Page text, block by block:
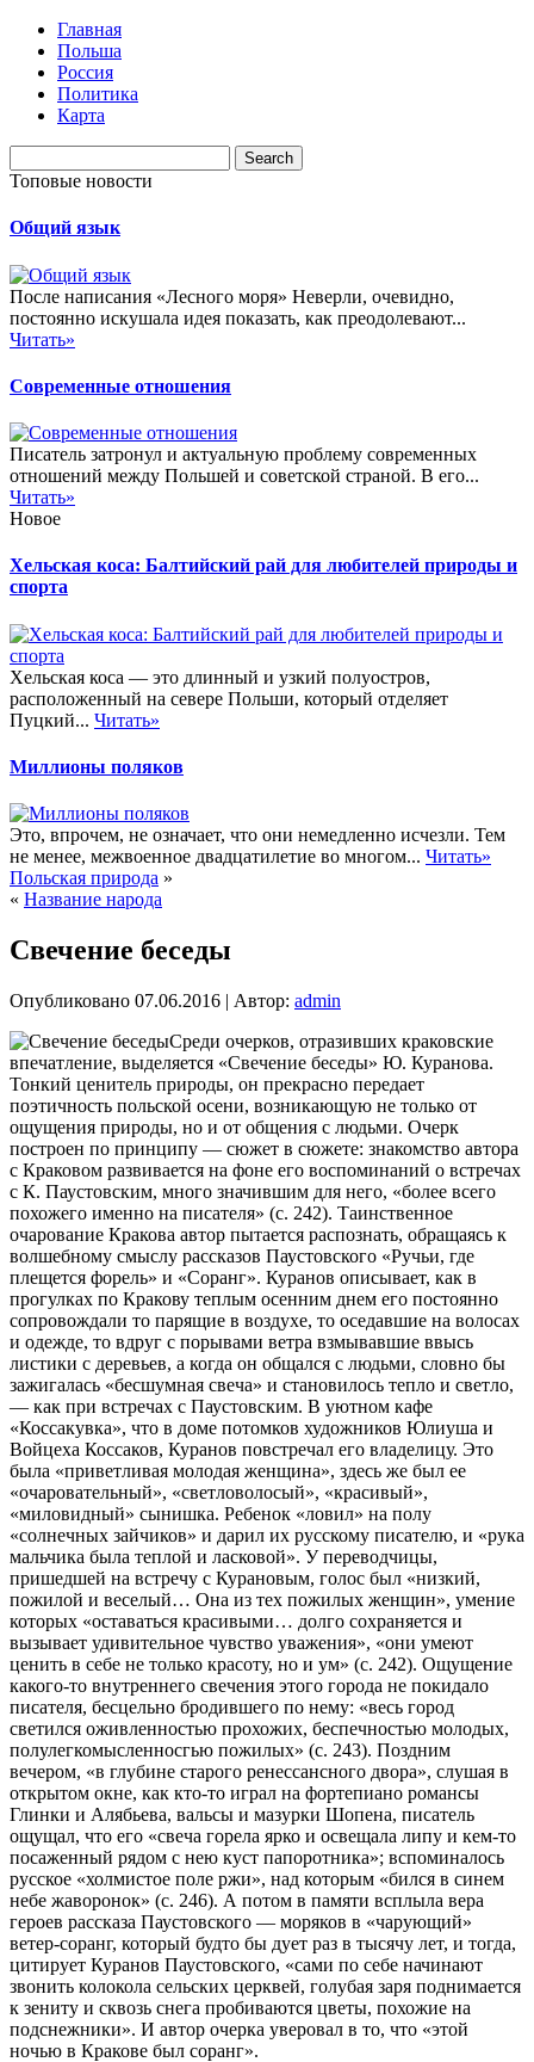
Главная
Польша
Россия
Политика
Карта
Топовые новости
Общий язык
После написания «Лесного моря» Неверли, очевидно,
постоянно искушала идея показать, как преодолевают...
Читать»
Современные отношения
Писатель затронул и актуальную проблему современных
отношений между Польшей и советской страной. В его...
Читать»
Новое
Хельская коса: Балтийский рай для любителей природы и
спорта
Хельская коса — это длинный и узкий полуостров,
расположенный на севере Польши, который отделяет
Пуцкий... Читать»
Миллионы поляков
Это, впрочем, не означает, что они немедленно исчезли. Тем
не менее, межвоенное двадцатилетие во многом... Читать»
Польская природа »
« Название народа
Свечение беседы
Опубликовано 07.06.2016 | Автор: admin
Среди очерков, отразивших краковские
впечатление, выделяется «Свечение беседы» Ю. Куранова.
Тонкий ценитель природы, он прекрасно передает
поэтичность польской осени, возникающую не только от
ощущения природы, но и от общения с людьми. Очерк
построен по принципу — сюжет в сюжете: знакомство автора
с Краковом развивается на фоне его воспоминаний о встречах
с К. Паустовским, много значившим для него, «более всего
похожего именно на писателя» (с. 242). Таинственное
очарование Кракова автор пытается распознать, обращаясь к
волшебному смыслу рассказов Паустовского «Ручьи, где
плещется форель» и «Соранг». Куранов описывает, как в
прогулках по Кракову теплым осенним днем его постоянно
сопровождали то парящие в воздухе, то оседавшие на волосах
и одежде, то вдруг с порывами ветра взмывавшие ввысь
листики с деревьев, а когда он общался с людьми, словно бы
зажигалась «бесшумная свеча» и становилось тепло и светло,
— как при встречах с Паустовским. В уютном кафе
«Коссакувка», что в доме потомков художников Юлиуша и
Войцеха Коссаков, Куранов повстречал его владелицу. Это
была «приветливая молодая женщина», здесь же был ее
«очаровательный», «светловолосый», «красивый»,
«миловидный» сынишка. Ребенок «ловил» на полу
«солнечных зайчиков» и дарил их русскому писателю, и «рука
мальчика была теплой и ласковой». У переводчицы,
пришедшей на встречу с Курановым, голос был «низкий,
пожилой и веселый… Она из тех пожилых женщин», умение
которых «оставаться красивыми… долго сохраняется и
вызывает удивительное чувство уважения», «они умеют
ценить в себе не только красоту, но и ум» (с. 242). Ощущение
какого-то внутреннего свечения этого города не покидало
писателя, бесцельно бродившего по нему: «весь город
светился оживленностью прохожих, беспечностью молодых,
полулегкомысленносгью пожилых» (с. 243). Поздним
вечером, «в глубине старого ренессансного двора», слушая в
открытом окне, как кто-то играл на фортепиано романсы
Глинки и Алябьева, вальсы и мазурки Шопена, писатель
ощущал, что его «свеча горела ярко и освещала липу и кем-то
посаженный рядом с нею куст папоротника»; вспоминалось
русское «холмистое поле ржи», над которым «бился в синем
небе жаворонок» (с. 246). А потом в памяти всплыла вера
героев рассказа Паустовского — моряков в «чарующий»
ветер-соранг, который будто бы дует раз в тысячу лет, и тогда,
цитирует Куранов Паустовского, «сами по себе начинают
звонить колокола сельских церквей, голубая заря поднимается
к зениту и сквозь снега пробиваются цветы, похожие на
подснежники». И автор очерка уверовал в то, что «этой
ночью в Кракове был соранг».